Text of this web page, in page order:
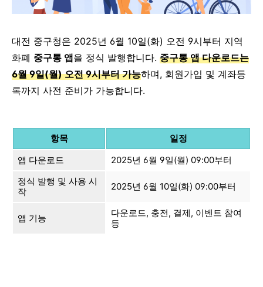
대전 중구청은 2025년 6월 10일(화) 오전 9시부터 지역
화폐 중구통 앱을 정식 발행합니다. 중구통 앱 다운로드는
6월 9일(월) 오전 9시부터 가능하며, 회원가입 및 계좌등
록까지 사전 준비가 가능합니다.
항목
일정
앱 다운로드
2025년 6월 9일(월) 09:00부터
정식 발행 및 사용 시
작
2025년 6월 10일(화) 09:00부터
앱 기능
다운로드, 충전, 결제, 이벤트 참여
등